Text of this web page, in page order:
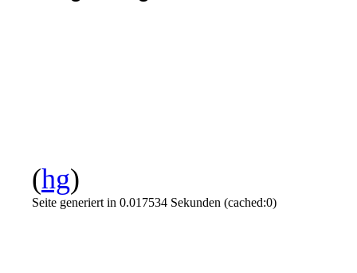
(hg)
Seite generiert in 0.017534 Sekunden (cached:0)